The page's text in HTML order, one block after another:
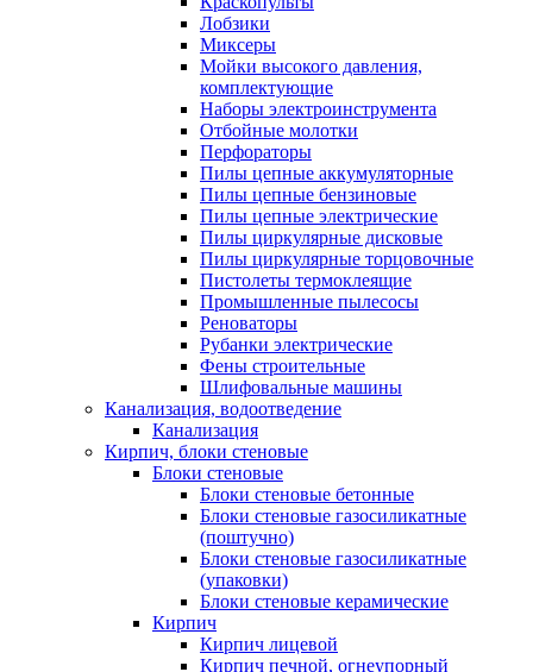
Лобзики
Миксеры
Мойки высокого давления,
комплектующие
Наборы электроинструмента
Отбойные молотки
Перфораторы
Пилы цепные аккумуляторные
Пилы цепные бензиновые
Пилы цепные электрические
Пилы циркулярные дисковые
Пилы циркулярные торцовочные
Пистолеты термоклеящие
Промышленные пылесосы
Реноваторы
Рубанки электрические
Фены строительные
Шлифовальные машины
Канализация, водоотведение
Канализация
Кирпич, блоки стеновые
Блоки стеновые
Блоки стеновые бетонные
Блоки стеновые газосиликатные
(поштучно)
Блоки стеновые газосиликатные
(упаковки)
Блоки стеновые керамические
Кирпич
Кирпич лицевой
Кирпич печной, огнеупорный